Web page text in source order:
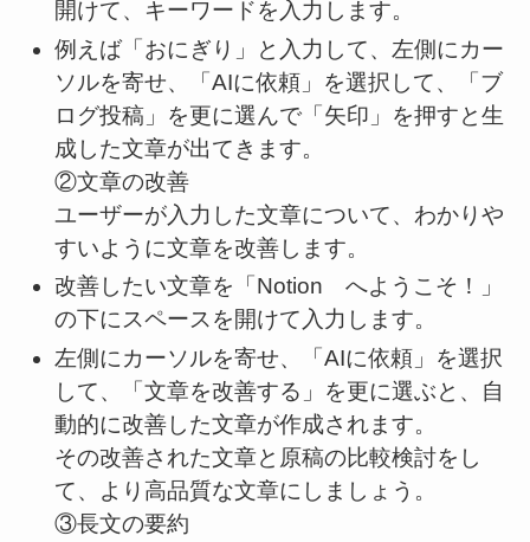
開けて、キーワードを入力します。
例えば「おにぎり」と入力して、左側にカー
ソルを寄せ、「AIに依頼」を選択して、「ブ
ログ投稿」を更に選んで「矢印」を押すと生
成した文章が出てきます。
②文章の改善
ユーザーが入力した文章について、わかりや
すいように文章を改善します。
改善したい文章を「Notion へようこそ！」
の下にスペースを開けて入力します。
左側にカーソルを寄せ、「AIに依頼」を選択
して、「文章を改善する」を更に選ぶと、自
動的に改善した文章が作成されます。
その改善された文章と原稿の比較検討をし
て、より高品質な文章にしましょう。
③長文の要約